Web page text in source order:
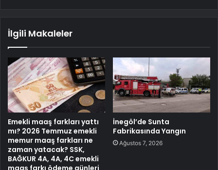
İlgili Makaleler
Emekli maaş farkları yattı
mı? 2026 Temmuz emekli
memur maaş farkları ne
zaman yatacak? SSK,
BAĞKUR 4A, 4A, 4C emekli
maaş farkı ödeme günleri
İnegöl’de Sunta
Fabrikasında Yangın
Ağustos 7, 2026